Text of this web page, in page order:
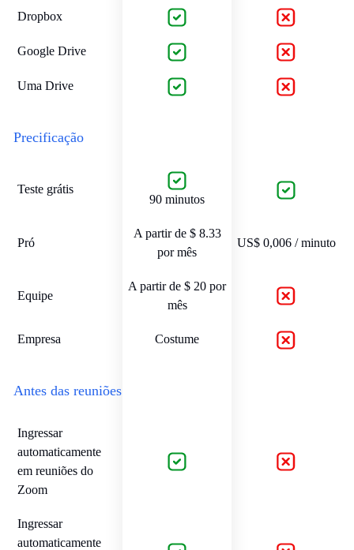
Dropbox
Google Drive
Uma Drive
Precificação
Teste grátis
90 minutos
Pró
A partir de $ 8.33
por mês
US$ 0,006 / minuto
Equipe
A partir de $ 20 por
mês
Empresa Costume
Antes das reuniões
Ingressar
automaticamente
em reuniões do
Zoom
Ingressar
automaticamente